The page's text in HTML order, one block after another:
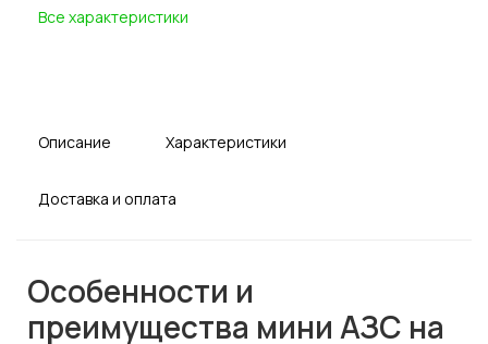
Все характеристики
Описание Характеристики
Доставка и оплата
Особенности и
преимущества мини АЗС на